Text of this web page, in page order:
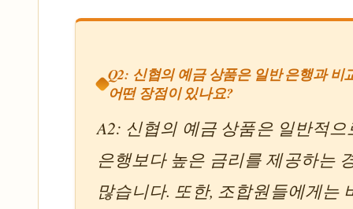
Q2: 신협의 예금 상품은 일반 은행과 비
어떤 장점이 있나요?
A2: 신협의 예금 상품은 일반적으
은행보다 높은 금리를 제공하는
많습니다. 또한, 조합원들에게는